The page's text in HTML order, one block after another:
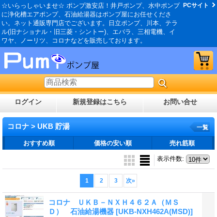
☆いらっしゃいませ☆ ポンプ激安店！井戸ポンプ、水中ポンプ
に浄化槽エアポンプ、石油給湯器はポンプ屋にお任せくださ
い。ネット通販専門店でございます。日立ポンプ、川本、テラ
ル(旧ナショナル・旧三菱・シントー)、エバラ、三相電機、イ
ワヤ、ノーリツ、コロナなどを販売しております。
PCサイト
ログイン 新規登録はこちら お問い合せ
コロナ > UKB 貯湯 一覧
おすすめ順 価格の安い順 売れ筋順
表示件数:
1 2 3 次»
コロナ ＵＫＢ－ＮＸＨ４６２Ａ（ＭＳ
Ｄ） 石油給湯機器 [UKB-NXH462A(MSD)]